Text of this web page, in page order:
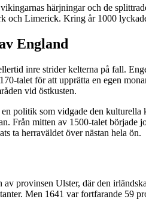
härjningar och de
och Limerick. Kring år 1000
England
inre strider kelterna på fall.
talet för att upprätta en egen
vid östkusten.
politik som vidgade den
Från mitten av 1500-talet började
ta herraväldet över nästan hela ön.
av provinsen Ulster, där den
Men 1641 var fortfarande 59